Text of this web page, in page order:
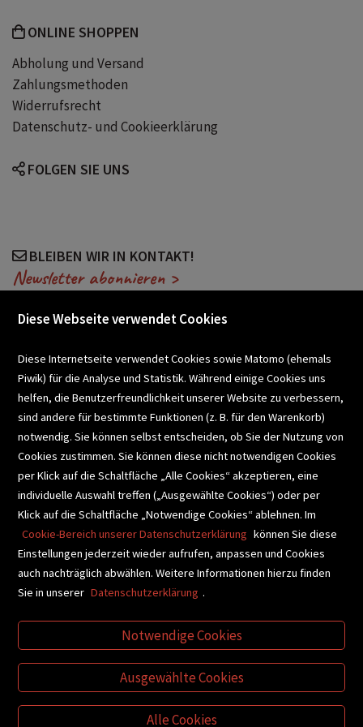
ONLINE SHOPPEN
Abholung und Versand
Zahlungsmethoden
Widerrufsrecht
Datenschutz- und Cookieerklärung
FOLGEN SIE UNS
BLEIBEN WIR IN KONTAKT!
Newsletter abonnieren >
SCHULBUCHSERVICE
BUCHEMPFEHLUNGEN
BIBLIOTHEKSSERVICE
VIDEO-TIPPS
VERTRAG WIDERRUFEN
Diese Webseite verwendet Cookies
Diese Internetseite verwendet Cookies sowie Matomo (ehemals
Piwik) für die Analyse und Statistik. Während einige Cookies uns
helfen, die Benutzerfreundlichkeit unserer Website zu verbessern,
sind andere für bestimmte Funktionen (z. B. für den Warenkorb)
notwendig. Sie können selbst entscheiden, ob Sie der Nutzung von
Cookies zustimmen. Sie können diese nicht notwendigen Cookies
per Klick auf die Schaltfläche „Alle Cookies“ akzeptieren, eine
individuelle Auswahl treffen („Ausgewählte Cookies“) oder per
Klick auf die Schaltfläche „Notwendige Cookies“ ablehnen. Im
Cookie-Bereich unserer Datenschutzerklärung können Sie diese
Einstellungen jederzeit wieder aufrufen, anpassen und Cookies
auch nachträglich abwählen. Weitere Informationen hierzu finden
Sie in unserer Datenschutzerklärung .
Notwendige Cookies
Ausgewählte Cookies
Alle Cookies